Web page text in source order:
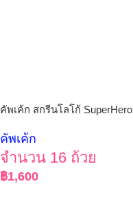
คัพเค้ก สกรีนโลโก้ SuperHero
คัพเค้ก
จำนวน 16 ถ้วย
฿1,600